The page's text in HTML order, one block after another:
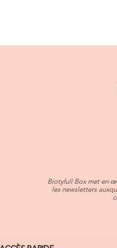
Biotyfull Box met en
les newsletters